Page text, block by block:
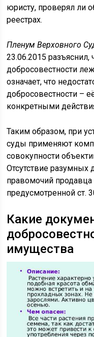
юристу, проверял ли
реестрах.
Пленум Верховного
23.06.2015
добросовестности
означает, что
добросовестности –
конкретными
Таким образом, при
суды применяют
совокупности
Отсутствие разумных
правомочий
предусмотренной ст.
Какие
имущества